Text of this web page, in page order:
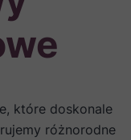
które doskonale
różnorodne